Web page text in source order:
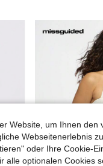
Website, um Ihnen den
Webseitenerlebnis
oder Ihre Cookie-
alle optionalen Cookies